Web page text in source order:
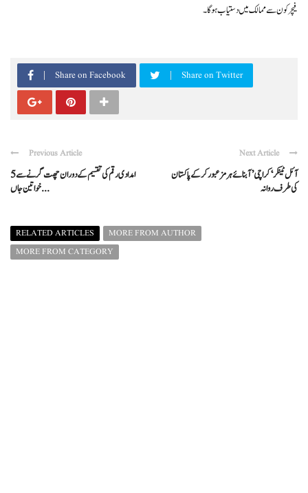
فیچر کون سے ممالک میں دستیاب ہوگا۔
Share on Facebook Share on Twitter
Previous Article
امدادی رقم کی تقسیم کے دوران چھت گرنے سے 5
خواتین جاں ...
Next Article
آئل ٹینکر ‘کراچی’ آبنائے ہرمز عبور کرکے پاکستان
کی طرف روانہ
RELATED ARTICLES
MORE FROM AUTHOR
MORE FROM CATEGORY